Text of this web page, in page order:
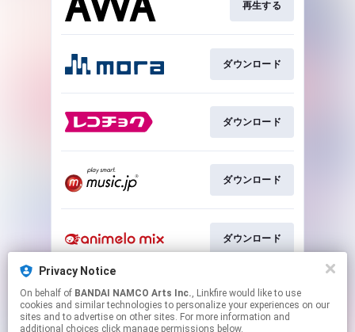
Privacy Notice
On behalf of BANDAI NAMCO Arts Inc., Linkfire would like to use
cookies and similar technologies to personalize your experiences on our
sites and to advertise on other sites. For more information and
additional choices click manage permissions below.
再生する
ダウンロード
ダウンロード
ダウンロード
ダウンロード
ダウンロード